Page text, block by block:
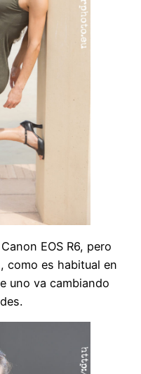
EOS R6, pero
como es habitual en
uno va cambiando